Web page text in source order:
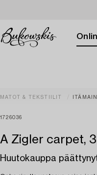
MATOT & TEKSTIILIT
1726036
A Zigler carpet,
Huutokauppa